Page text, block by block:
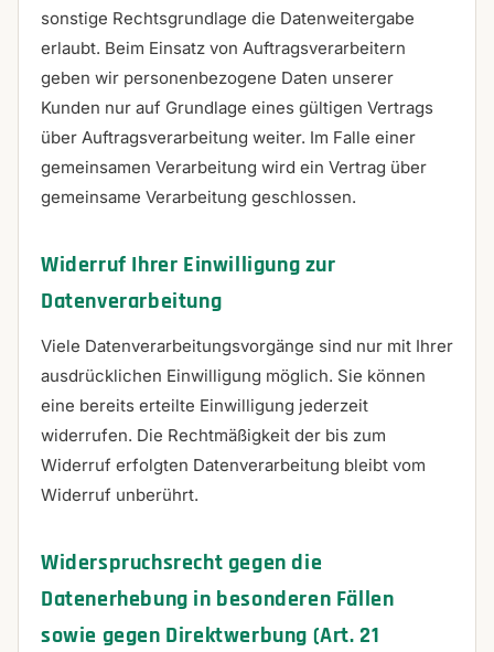
sonstige Rechtsgrundlage die Datenweitergabe
erlaubt. Beim Einsatz von Auftragsverarbeitern
geben wir personenbezogene Daten unserer
Kunden nur auf Grundlage eines gültigen Vertrags
über Auftragsverarbeitung weiter. Im Falle einer
gemeinsamen Verarbeitung wird ein Vertrag über
gemeinsame Verarbeitung geschlossen.
Widerruf Ihrer Einwilligung zur
Datenverarbeitung
Viele Datenverarbeitungsvorgänge sind nur mit Ihrer
ausdrücklichen Einwilligung möglich. Sie können
eine bereits erteilte Einwilligung jederzeit
widerrufen. Die Rechtmäßigkeit der bis zum
Widerruf erfolgten Datenverarbeitung bleibt vom
Widerruf unberührt.
Widerspruchsrecht gegen die
Datenerhebung in besonderen Fällen
sowie gegen Direktwerbung (Art. 21